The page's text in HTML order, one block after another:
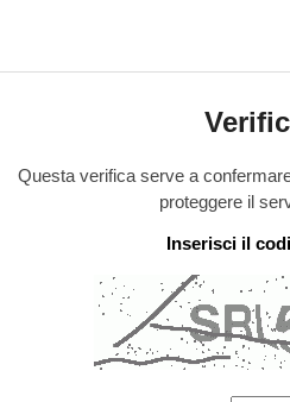
Questa verifica serve a
proteggere il
Inserisci il